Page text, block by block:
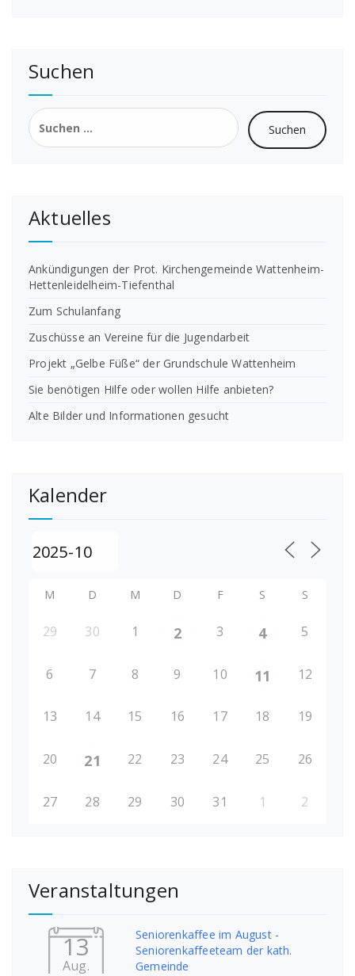
Suchen
Suchen
nach:
Aktuelles
Ankündigungen der Prot. Kirchengemeinde Wattenheim-
Hettenleidelheim-Tiefenthal
Zum Schulanfang
Zuschüsse an Vereine für die Jugendarbeit
Projekt „Gelbe Füße“ der Grundschule Wattenheim
Sie benötigen Hilfe oder wollen Hilfe anbieten?
Alte Bilder und Informationen gesucht
Kalender
M D M D F S S
29 30 1 2 3 4 5
6 7 8 9 10 11 12
13 14 15 16 17 18 19
20 21 22 23 24 25 26
27 28 29 30 31 1 2
Veranstaltungen
13
Aug.
Seniorenkaffee im August -
Seniorenkaffeeteam der kath.
Gemeinde